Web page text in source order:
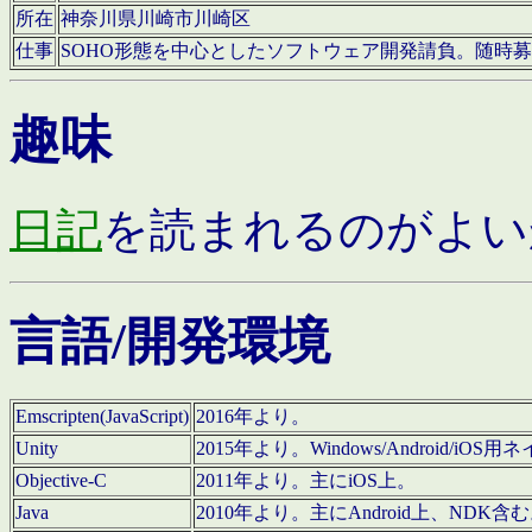
所在 神奈川県川崎市川崎区
仕事 SOHO形態を中心としたソフトウェア開発請負。随時
趣味
日記を読まれるのがよ
言語/開発環境
Emscripten(JavaScript) 2016年より。
Unity
2015年より。Windows/Android/iOS用
Objective-C
2011年より。主にiOS上。
Java
2010年より。主にAndroid上、NDK含